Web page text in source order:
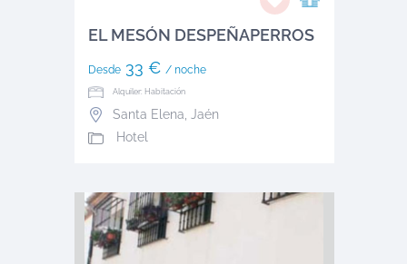
EL MESÓN DESPEÑAPERROS
Desde33 € / noche
Alquiler: Habitación
Santa Elena
Jaén
Hotel